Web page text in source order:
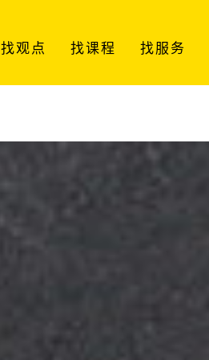
找观点 找课程 找服务